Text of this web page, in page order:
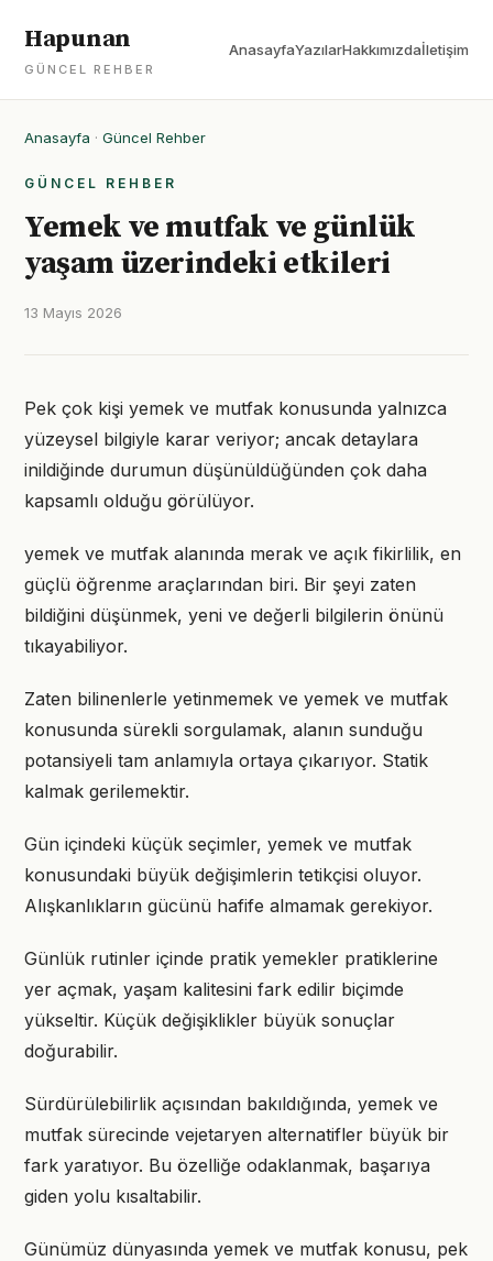
Hapunan
GÜNCEL REHBER
AnasayfaYazılarHakkımızdaİletişim
Anasayfa · Güncel Rehber
GÜNCEL REHBER
Yemek ve mutfak ve günlük
yaşam üzerindeki etkileri
13 Mayıs 2026
Pek çok kişi yemek ve mutfak konusunda yalnızca
yüzeysel bilgiyle karar veriyor; ancak detaylara
inildiğinde durumun düşünüldüğünden çok daha
kapsamlı olduğu görülüyor.
yemek ve mutfak alanında merak ve açık fikirlilik, en
güçlü öğrenme araçlarından biri. Bir şeyi zaten
bildiğini düşünmek, yeni ve değerli bilgilerin önünü
tıkayabiliyor.
Zaten bilinenlerle yetinmemek ve yemek ve mutfak
konusunda sürekli sorgulamak, alanın sunduğu
potansiyeli tam anlamıyla ortaya çıkarıyor. Statik
kalmak gerilemektir.
Gün içindeki küçük seçimler, yemek ve mutfak
konusundaki büyük değişimlerin tetikçisi oluyor.
Alışkanlıkların gücünü hafife almamak gerekiyor.
Günlük rutinler içinde pratik yemekler pratiklerine
yer açmak, yaşam kalitesini fark edilir biçimde
yükseltir. Küçük değişiklikler büyük sonuçlar
doğurabilir.
Sürdürülebilirlik açısından bakıldığında, yemek ve
mutfak sürecinde vejetaryen alternatifler büyük bir
fark yaratıyor. Bu özelliğe odaklanmak, başarıya
giden yolu kısaltabilir.
Günümüz dünyasında yemek ve mutfak konusu, pek